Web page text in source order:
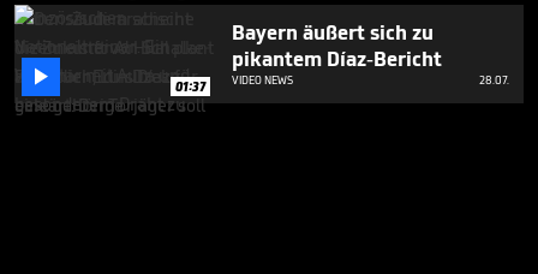
 01:37
Bayern äußert sich zu
pikantem Díaz-Bericht
VIDEO NEWS 28.07.